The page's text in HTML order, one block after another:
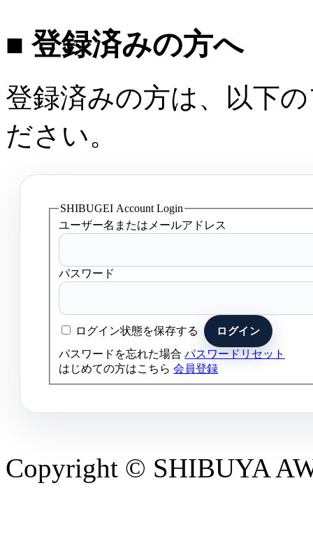
■ 登録済みの方へ
登録済みの方は、以下
ださい。
SHIBUGEI Account Login
ユーザー名またはメールアドレス
パスワード
ログイン状態を保存する
パスワードを忘れた場合パスワードリセット
はじめての方はこちら会員登録
Copyright © SHIBUYA